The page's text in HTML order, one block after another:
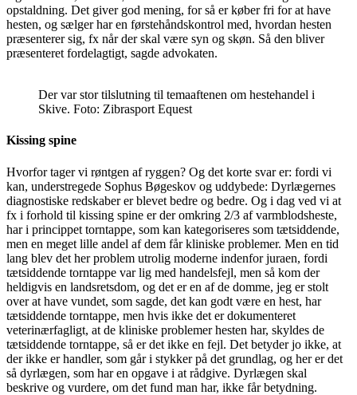
opstaldning. Det giver god mening, for så er køber fri for at have
hesten, og sælger har en førstehåndskontrol med, hvordan hesten
præsenterer sig, fx når der skal være syn og skøn. Så den bliver
præsenteret fordelagtigt, sagde advokaten.
Der var stor tilslutning til temaaftenen om hestehandel i
Skive. Foto: Zibrasport Equest
Kissing spine
Hvorfor tager vi røntgen af ryggen? Og det korte svar er: fordi vi
kan, understregede Sophus Bøgeskov og uddybede: Dyrlægernes
diagnostiske redskaber er blevet bedre og bedre. Og i dag ved vi at
fx i forhold til kissing spine er der omkring 2/3 af varmblodsheste,
har i princippet torntappe, som kan kategoriseres som tætsiddende,
men en meget lille andel af dem får kliniske problemer. Men en tid
lang blev det her problem utrolig moderne indenfor juraen, fordi
tætsiddende torntappe var lig med handelsfejl, men så kom der
heldigvis en landsretsdom, og det er en af de domme, jeg er stolt
over at have vundet, som sagde, det kan godt være en hest, har
tætsiddende torntappe, men hvis ikke det er dokumenteret
veterinærfagligt, at de kliniske problemer hesten har, skyldes de
tætsiddende torntappe, så er det ikke en fejl. Det betyder jo ikke, at
der ikke er handler, som går i stykker på det grundlag, og her er det
så dyrlægen, som har en opgave i at rådgive. Dyrlægen skal
beskrive og vurdere, om det fund man har, ikke får betydning.